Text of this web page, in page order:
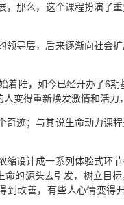
那么，这个课程扮演了
导层，后来逐渐向社会
陆，如今已经开办了6
变得重新焕发激情和活力
迹；与其说生命动力课
设计成一系列体验式环
的源头去引发，树立目
改善，有些人心情变